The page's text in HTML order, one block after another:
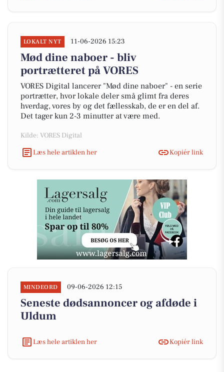
LOKALT NYT 11-06-2026 15:23
Mød dine naboer - bliv
portrætteret på VORES
VORES Digital lancerer "Mød dine naboer" - en serie
portrætter, hvor lokale deler små glimt fra deres
hverdag, vores by og det fællesskab, de er en del af.
Det tager kun 2-3 minutter at være med.
Kilde: VORES Digital
Læs hele artiklen her
Kopiér link
MINDEORD 09-06-2026 12:15
Seneste dødsannoncer og afdøde i
Uldum
Læs hele artiklen her Kopiér link